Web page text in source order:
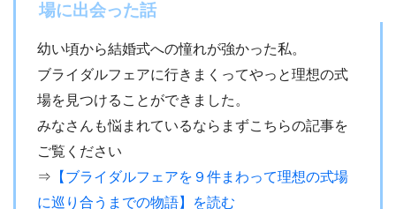
場に出会った話
幼い頃から結婚式への憧れが強かった私。
ブライダルフェアに行きまくってやっと理想の式
場を見つけることができました。
みなさんも悩まれているならまずこちらの記事を
ご覧ください
⇒ 【ブライダルフェアを９件まわって理想の式場
に巡り合うまでの物語】を読む